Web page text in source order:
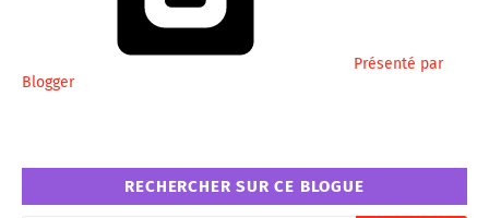
Présenté par
Blogger
RECHERCHER SUR CE BLOGUE